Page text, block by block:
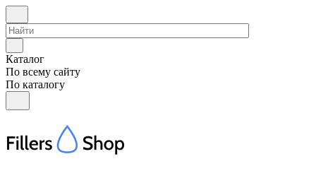
Каталог
По всему сайту
По каталогу